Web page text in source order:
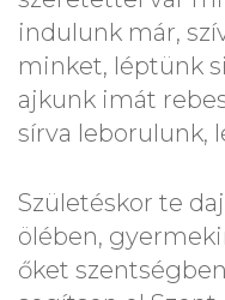
indulunk már,
minket, léptünk
ajkunk imát
sírva leborulunk,
Születéskor te
ölében,
őket